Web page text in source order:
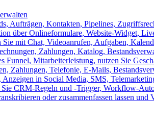
Aufträgen, Kontakten, Pipelines,
über Onlineformulare, Website-Widget,
Sie mit Chat, Videoanrufen, Aufgaben,
Zahlungen, Katalog,
Funnel, Mitarbeiterleistung, nutzen Sie
Zahlungen, Telefonie, E-Mails,
in Social Media, SMS,
CRM-Regeln und -Trigger, Workflow-
oder zusammenfassen lassen